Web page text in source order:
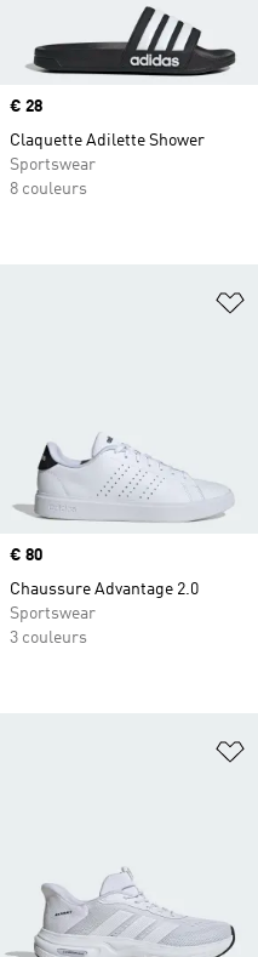
Prix
€ 28
Claquette Adilette Shower
Sportswear
8 couleurs
Prix
€ 80
Chaussure Advantage 2.0
Sportswear
3 couleurs